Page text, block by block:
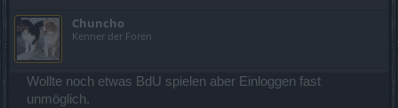
Chuncho
Kenner der Foren
Wollte noch etwas BdU spielen aber Einloggen fast
unmöglich.